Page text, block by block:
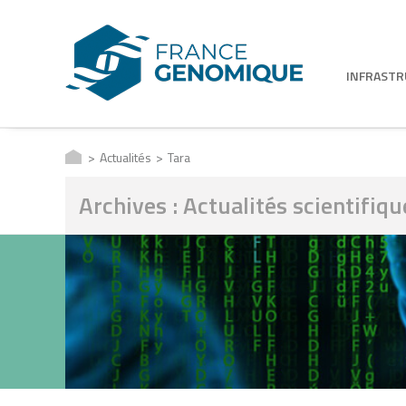
Actualités Tara
Archives : Actualités